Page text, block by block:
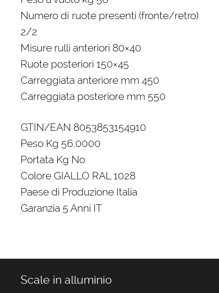
Numero di ruote presenti (fronte/retro)
2/2
Misure rulli anteriori 80×40
Ruote posteriori 150×45
Carreggiata anteriore mm 450
Carreggiata posteriore mm 550
GTIN/EAN 8053853154910
Peso Kg 56.0000
Portata Kg No
Colore GIALLO RAL 1028
Paese di Produzione Italia
Garanzia 5 Anni IT
Scale in alluminio